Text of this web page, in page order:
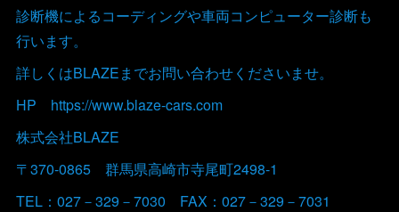
診断機によるコーディングや車両コンピューター診断も
行います。
詳しくはBLAZEまでお問い合わせくださいませ。
HP https://www.blaze-cars.com
株式会社BLAZE
〒370-0865 群馬県高崎市寺尾町2498-1
TEL：027－329－7030 FAX：027－329－7031